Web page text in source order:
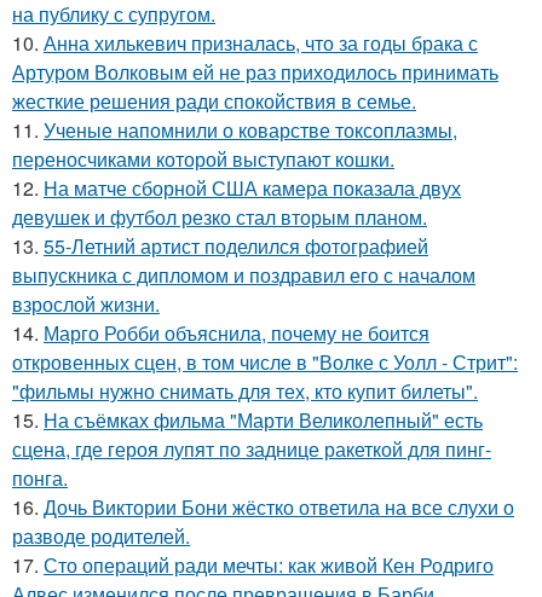
на публику с супругом.
10. Анна хилькевич призналась, что за годы брака с
Артуром Волковым ей не раз приходилось принимать
жесткие решения ради спокойствия в семье.
11. Ученые напомнили о коварстве токсоплазмы,
переносчиками которой выступают кошки.
12. На матче сборной США камера показала двух
девушек и футбол резко стал вторым планом.
13. 55-Летний артист поделился фотографией
выпускника с дипломом и поздравил его с началом
взрослой жизни.
14. Марго Робби объяснила, почему не боится
откровенных сцен, в том числе в "Волке с Уолл - Стрит":
"фильмы нужно снимать для тех, кто купит билеты".
15. На съёмках фильма "Марти Великолепный" есть
сцена, где героя лупят по заднице ракеткой для пинг-
понга.
16. Дочь Виктории Бони жёстко ответила на все слухи о
разводе родителей.
17. Сто операций ради мечты: как живой Кен Родриго